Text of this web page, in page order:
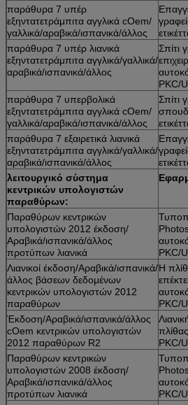
παράθυρα 7 υπέρ
εξηντατετράμπιτα αγγλικά cOem/
γαλλικά/αραβικά/ισπανικά/άλλος
παράθυρα 7 υπέρ λιανικά
εξηντατετράμπιτα αγγλικά/γαλλικά/
αραβικά/ισπανικά/άλλος
Σπίτι
PKC/
παράθυρα 7 υπερβολικά
εξηντατετράμπιτα αγγλικά cOem/
γαλλικά/αραβικά/ισπανικά/άλλος
Σπίτι
παράθυρα 7 εξαιρετικά λιανικά
εξηντατετράμπιτα αγγλικά/γαλλικά/
αραβικά/ισπανικά/άλλος
λειτουργικό σύστημα
κεντρικών υπολογιστών
παραθύρων:
Παραθύρων κεντρικών
υπολογιστών 2012 έκδοση/
Αραβικά/ισπανικά/άλλος
προτύπων λιανικά
PKC/
Λιανικοί έκδοση/Αραβικά/ισπανικά/
άλλος βάσεων δεδομένων
κεντρικών υπολογιστών 2012
παραθύρων
Η
PKC/
Έκδοση/Αραβικά/ισπανικά/άλλος
cOem κεντρικών υπολογιστών
2012 παραθύρων R2
PKC/
Παραθύρων κεντρικών
υπολογιστών 2008 έκδοση/
Αραβικά/ισπανικά/άλλος
προτύπων λιανικά
PKC/